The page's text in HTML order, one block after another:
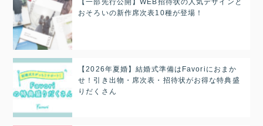
【一部先行公開】WEB招待状の人気デザインと
おそろいの新作席次表10種が登場！
【2026年夏婚】結婚式準備はFavoriにおまか
せ！引き出物・席次表・招待状がお得な特典盛
りだくさん